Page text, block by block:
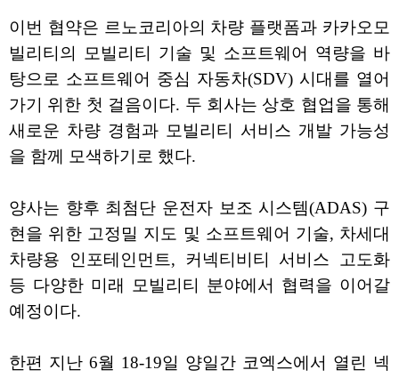
이번 협약은 르노코리아의 차량 플랫폼과 카카오모
빌리티의 모빌리티 기술 및 소프트웨어 역량을 바
탕으로 소프트웨어 중심 자동차(SDV) 시대를 열어
가기 위한 첫 걸음이다. 두 회사는 상호 협업을 통해
새로운 차량 경험과 모빌리티 서비스 개발 가능성
을 함께 모색하기로 했다.
양사는 향후 최첨단 운전자 보조 시스템(ADAS) 구
현을 위한 고정밀 지도 및 소프트웨어 기술, 차세대
차량용 인포테인먼트, 커넥티비티 서비스 고도화
등 다양한 미래 모빌리티 분야에서 협력을 이어갈
예정이다.
한편 지난 6월 18-19일 양일간 코엑스에서 열린 넥